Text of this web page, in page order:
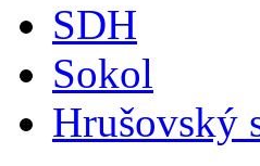
SDH
Sokol
Hrušovský